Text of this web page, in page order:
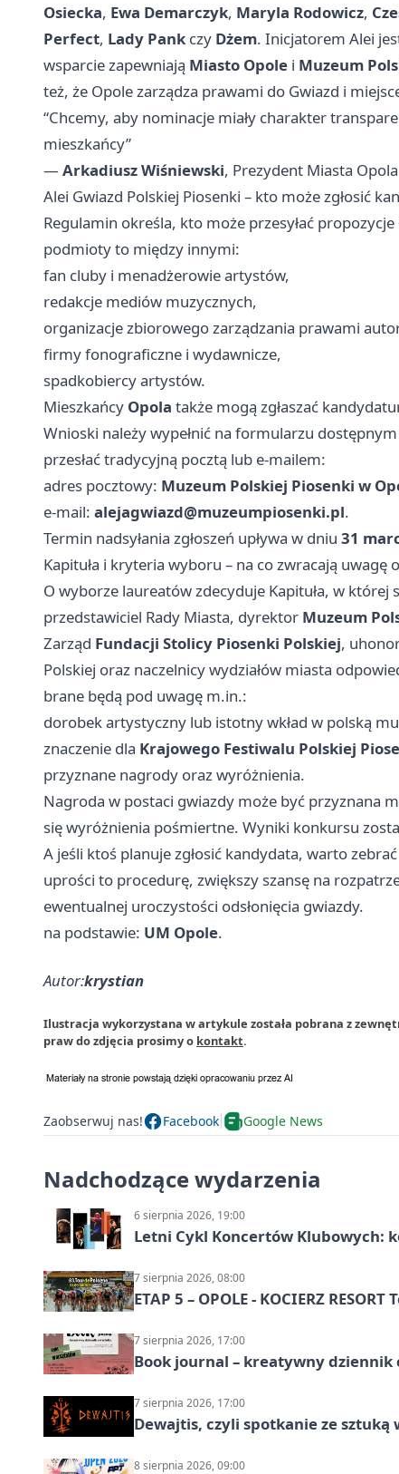
Osiecka, Ewa Demarczyk, Maryla Rodowicz,
Perfect, Lady Pank czy Dżem. Inicjatorem Alei
wsparcie zapewniają Miasto Opole i Muzeum
też, że Opole zarządza prawami do Gwiazd i
“Chcemy, aby nominacje miały charakter
mieszkańcy”
— Arkadiusz Wiśniewski, Prezydent Miasta Opola
Alei Gwiazd Polskiej Piosenki – kto może zgłosić
Regulamin określa, kto może przesyłać
podmioty to między innymi:
fan cluby i menadżerowie artystów,
redakcje mediów muzycznych,
organizacje zbiorowego zarządzania prawami
firmy fonograficzne i wydawnicze,
spadkobiercy artystów.
Mieszkańcy Opola także mogą zgłaszać
Wnioski należy wypełnić na formularzu
przesłać tradycyjną pocztą lub e‑mailem:
adres pocztowy: Muzeum Polskiej Piosenki w
e‑mail: alejagwiazd@muzeumpiosenki.pl.
Termin nadsyłania zgłoszeń upływa w dniu 31
Kapituła i kryteria wyboru – na co zwracają uwagę
O wyborze laureatów zdecyduje Kapituła, w której
przedstawiciel Rady Miasta, dyrektor Muzeum
Zarząd Fundacji Stolicy Piosenki Polskiej,
Polskiej oraz naczelnicy wydziałów miasta
brane będą pod uwagę m.in.:
dorobek artystyczny lub istotny wkład w polską
znaczenie dla Krajowego Festiwalu Polskiej
przyznane nagrody oraz wyróżnienia.
Nagroda w postaci gwiazdy może być przyznana
się wyróżnienia pośmiertne. Wyniki konkursu
A jeśli ktoś planuje zgłosić kandydata, warto
uprości to procedurę, zwiększy szansę na
ewentualnej uroczystości odsłonięcia gwiazdy.
na podstawie: UM Opole.
Autor:krystian
Ilustracja wykorzystana w artykule została pobrana z
praw do zdjęcia prosimy o kontakt.
Zaobserwuj nas! Facebook Google News
Nadchodzące wydarzenia
6 sierpnia 2026, 19:00
Letni Cykl Koncertów Klubowych:
7 sierpnia 2026, 08:00
ETAP 5 – OPOLE - KOCIERZ
7 sierpnia 2026, 17:00
Book journal – kreatywny dziennik
7 sierpnia 2026, 17:00
Dewajtis, czyli spotkanie ze sztuką
8 sierpnia 2026, 09:00